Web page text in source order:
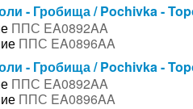
- Гробища / Pochivka -
ППС EA0892AA
ППС EA0896AA
- Гробища / Pochivka -
ППС EA0892AA
ППС EA0896AA